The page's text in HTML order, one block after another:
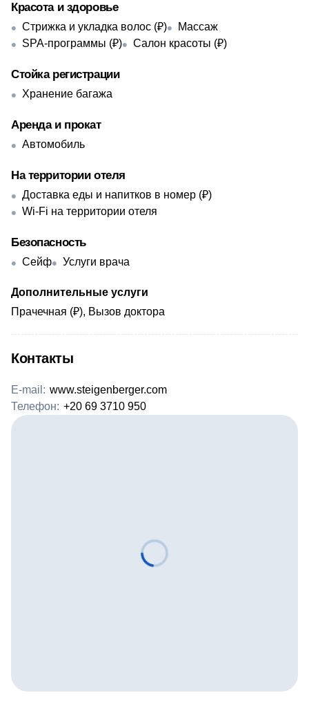
Красота и здоровье
Стрижка и укладка волос (₽)
Массаж
SPA-программы (₽)
Салон красоты (₽)
Стойка регистрации
Хранение багажа
Аренда и прокат
Автомобиль
На территории отеля
Доставка еды и напитков в номер (₽)
Wi-Fi на территории отеля
Безопасность
Сейф Услуги врача
Дополнительные услуги
Прачечная (₽), Вызов доктора
Контакты
E-mail: www.steigenberger.com
Телефон: +20 69 3710 950